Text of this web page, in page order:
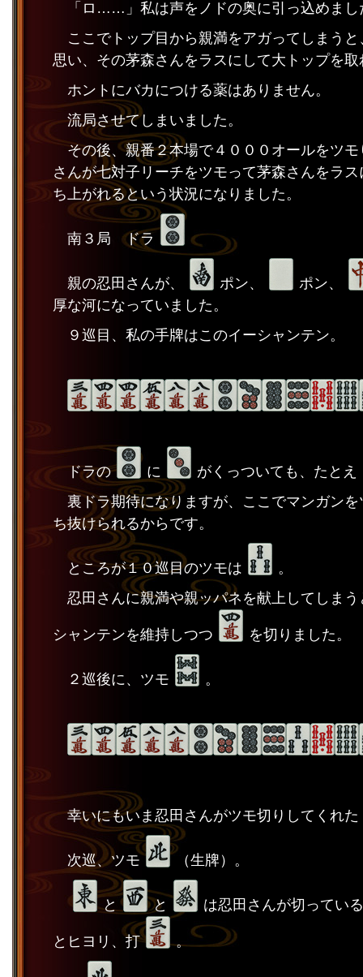
「ロ……」私は声をノドの奥に引っ込めまし
ここでトップ目から親満をアガってしまう
思い、その茅森さんをラスにして大トップを
ホントにバカにつける薬はありません。
流局させてしまいました。
その後、親番２本場で４０００オールをツ
さんが七対子リーチをツモって茅森さんをラ
ち上がれるという状況になりました。
南３局 ドラ
親の忍田さんが、 ポン、
ポン、
厚な河になっていました。
９巡目、私の手牌はこのイーシャンテン。
ドラの に
がくっついても、たとえ
裏ドラ期待になりますが、ここでマンガン
ち抜けられるからです。
ところが１０巡目のツモは
。
忍田さんに親満や親ッパネを献上してしま
シャンテンを維持しつつ を切りました。
２巡後に、ツモ 。
幸いにもいま忍田さんがツモ切りしてくれた
次巡、ツモ （生牌）。
と と は忍田さんが切ってい
とヒヨリ、打 。